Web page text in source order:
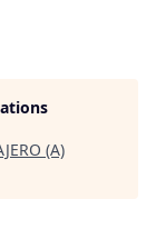
(A)